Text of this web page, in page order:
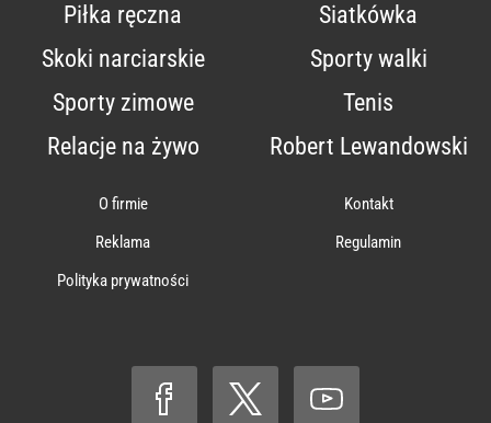
Piłka ręczna
Siatkówka
Skoki narciarskie
Sporty walki
Sporty zimowe
Tenis
Relacje na żywo
Robert Lewandowski
O firmie
Kontakt
Reklama
Regulamin
Polityka prywatności